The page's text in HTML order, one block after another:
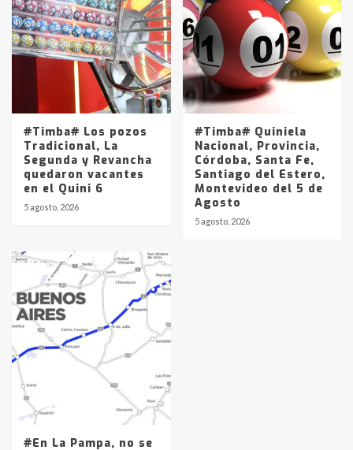
#Timba# Los pozos
Tradicional, La
Segunda y Revancha
quedaron vacantes
en el Quini 6
5 agosto, 2026
#Timba# Quiniela
Nacional, Provincia,
Córdoba, Santa Fe,
Santiago del Estero,
Montevideo del 5 de
Agosto
5 agosto, 2026
#En La Pampa, no se